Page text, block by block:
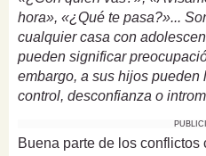
hora», «¿Qué te pasa?»...
cualquier casa con
pueden significar
embargo, a sus hijos
control, desconfianza o
Buena parte de los conflictos